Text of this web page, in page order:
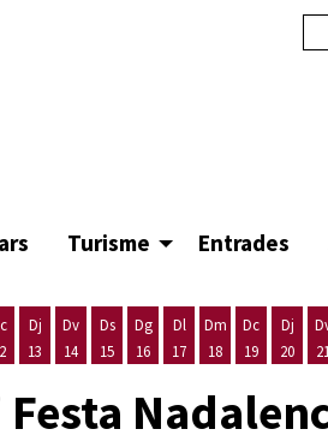
Turisme Entrades
Dj
13
Dv
14
Ds
15
Dg
16
Dl
17
Dm
18
Dc
19
Dj
20